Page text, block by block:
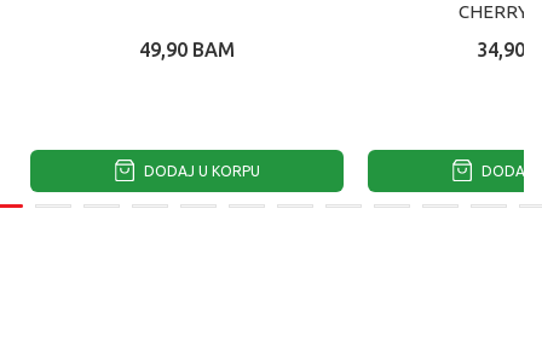
49,90 BAM
DODAJ U KORPU
CHERRY
34,90
DODAJ